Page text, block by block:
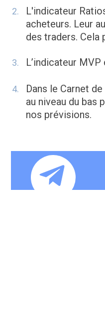
L'indicateur
acheteurs. Leur
des traders. Cela
L’indicateur
Dans le Carnet
au niveau du bas
nos prévisions.